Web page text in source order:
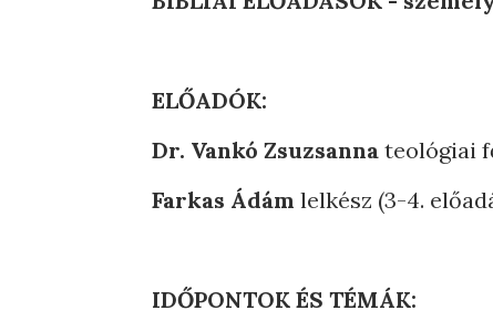
ELŐADÓK:
Dr. Vankó Zsuzsannateológiai
Farkas Ádám lelkész (3-4.
IDŐPONTOK ÉS TÉMÁK: